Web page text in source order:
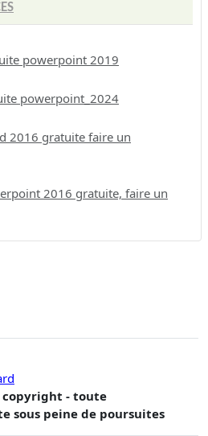
powerpoint 2019
powerpoint_2024
2016 gratuite faire un
2016 gratuite, faire un
copyright - toute
sous peine de poursuites